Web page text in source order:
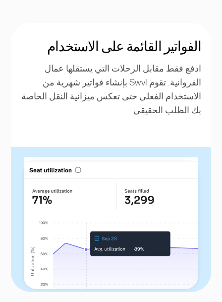
الفواتير القائمة على الاستخدام
ادفع فقط مقابل الرحلات التي يستقلها عمال
الفروانية. تقوم Swvl بإنشاء فواتير شهرية من
الاستخدام الفعلي حتى تعكس ميزانية النقل الخاصة
بك الطلب الحقيقي.